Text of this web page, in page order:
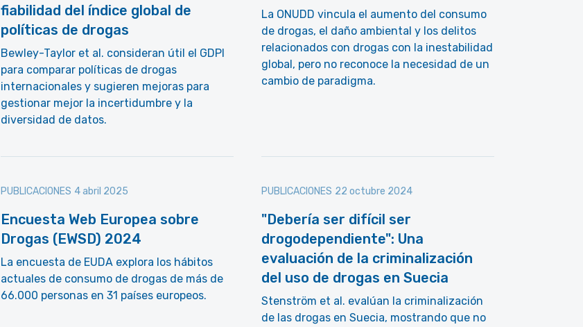
fiabilidad del índice global de
políticas de drogas
Bewley-Taylor et al. consideran útil el GDPI
para comparar políticas de drogas
internacionales y sugieren mejoras para
gestionar mejor la incertidumbre y la
diversidad de datos.
La ONUDD vincula el aumento del consumo
de drogas, el daño ambiental y los delitos
relacionados con drogas con la inestabilidad
global, pero no reconoce la necesidad de un
cambio de paradigma.
PUBLICACIONES 4 abril 2025
Encuesta Web Europea sobre
Drogas (EWSD) 2024
La encuesta de EUDA explora los hábitos
actuales de consumo de drogas de más de
66.000 personas en 31 países europeos.
PUBLICACIONES 22 octubre 2024
"Debería ser difícil ser
drogodependiente": Una
evaluación de la criminalización
del uso de drogas en Suecia
Stenström et al. evalúan la criminalización
de las drogas en Suecia, mostrando que no